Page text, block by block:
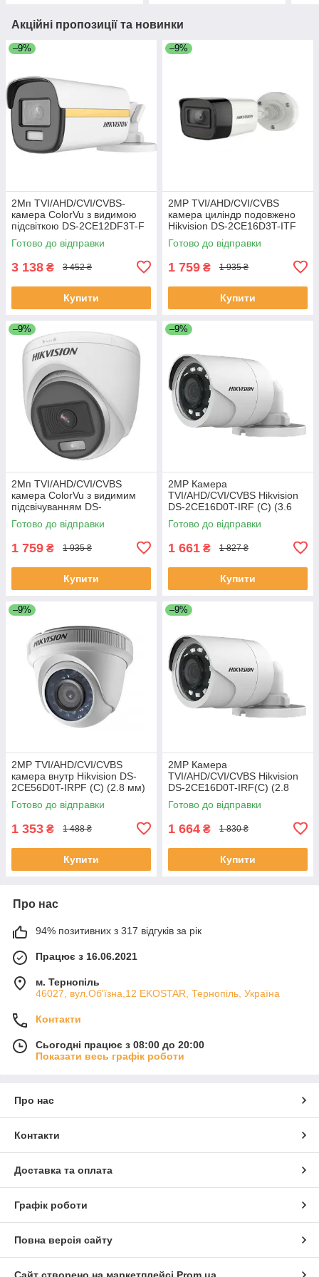
Акційні пропозиції та новинки
–9%
2Мп TVI/AHD/CVI/CVBS-
камера ColorVu з видимою
підсвіткою DS-2CE12DF3T-F
(3.6 mm) ЕКОБОКС
Готово до відправки
3 138 ₴ 3 452 ₴
Купити
–9%
2MP TVI/AHD/CVI/CVBS
камера циліндр подовжено
Hikvision DS-2CE16D3T-ITF
2.8MM ЕКОБОКС
Готово до відправки
1 759 ₴ 1 935 ₴
Купити
–9%
2Мп TVI/AHD/CVI/CVBS
камера ColorVu з видимим
підсвічуванням DS-
2CE70DF0T-PF (2.8mm)
(ЕКОБОКС)
Готово до відправки
1 759 ₴ 1 935 ₴
Купити
–9%
2МР Камера
TVI/AHD/CVI/CVBS Hikvision
DS-2CE16D0T-IRF (C) (3.6
мм) ЕКОБОКС
Готово до відправки
1 661 ₴ 1 827 ₴
Купити
–9%
2MP TVI/AHD/CVI/CVBS
камера внутр Hikvision DS-
2CE56D0T-IRPF (C) (2.8 мм)
ЕКОБОКС
Готово до відправки
1 353 ₴ 1 488 ₴
Купити
–9%
2МР Камера
TVI/AHD/CVI/CVBS Hikvision
DS-2CE16D0T-IRF(C) (2.8
мм) ЕКОБОКС
Готово до відправки
1 664 ₴ 1 830 ₴
Купити
Про нас
94% позитивних з 317 відгуків за рік
Працює з 16.06.2021
м. Тернопіль
46027, вул.Об'їзна,12 EKOSTAR, Тернопіль, Україна
Контакти
Сьогодні працює з 08:00 до 20:00
Показати весь графік роботи
Про нас
Контакти
Доставка та оплата
Графік роботи
Повна версія сайту